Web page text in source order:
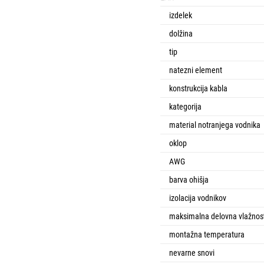
izdelek
dolžina
tip
natezni element
konstrukcija kabla
kategorija
material notranjega vodnika
oklop
AWG
barva ohišja
izolacija vodnikov
maksimalna delovna
montažna temperatura
nevarne snovi